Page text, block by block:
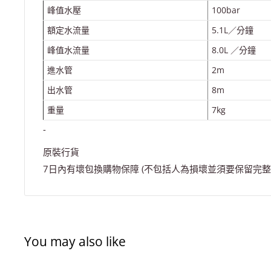
峰值水壓
100bar
額定水流量
5.1L／分鐘
峰值水流量
8.0L ／分鐘
進水管
2m
出水管
8m
重量
7kg
-
原裝行貨
7日內有壞包換購物保障 (不包括人為損壞並須要保留完
You may also like